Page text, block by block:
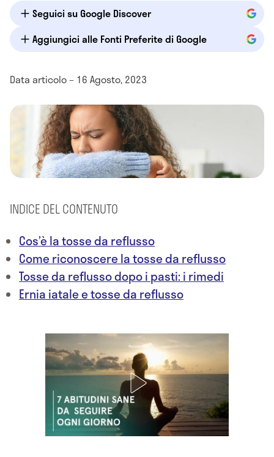
Seguici su Google Discover
Aggiungici alle Fonti Preferite di Google
Data articolo – 16 Agosto, 2023
INDICE DEL CONTENUTO
Cos’è la tosse da reflusso
Come riconoscere la tosse da reflusso
Tosse da reflusso dopo i pasti: i rimedi
Ernia iatale e tosse da reflusso